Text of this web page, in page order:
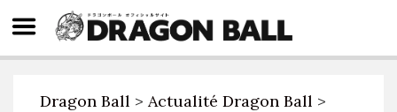
Dragon Ball > Actualité Dragon Ball >